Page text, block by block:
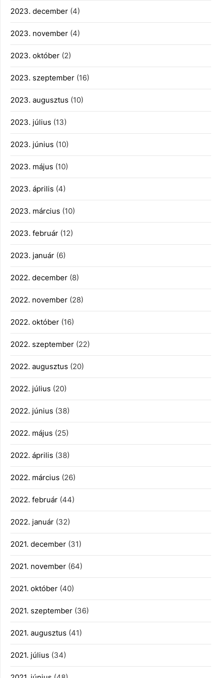
2023. december (4)
2023. november (4)
2023. október (2)
2023. szeptember (16)
2023. augusztus (10)
2023. július (13)
2023. június (10)
2023. május (10)
2023. április (4)
2023. március (10)
2023. február (12)
2023. január (6)
2022. december (8)
2022. november (28)
2022. október (16)
2022. szeptember (22)
2022. augusztus (20)
2022. július (20)
2022. június (38)
2022. május (25)
2022. április (38)
2022. március (26)
2022. február (44)
2022. január (32)
2021. december (31)
2021. november (64)
2021. október (40)
2021. szeptember (36)
2021. augusztus (41)
2021. július (34)